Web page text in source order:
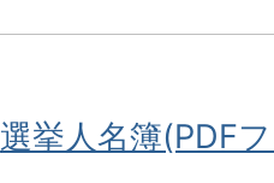
選挙人名簿(PDF